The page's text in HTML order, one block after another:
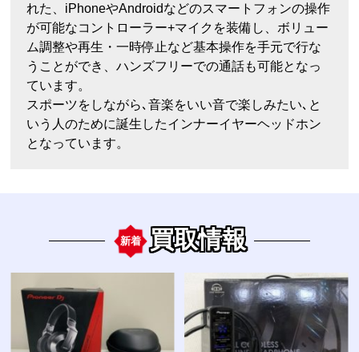
れた、iPhoneやAndroidなどのスマートフォンの操作
が可能なコントローラー+マイクを装備し、ボリュー
ム調整や再生・一時停止など基本操作を手元で行な
うことができ、ハンズフリーでの通話も可能となっ
ています。
スポーツをしながら､音楽をいい音で楽しみたい､と
いう人のために誕生したインナーイヤーヘッドホン
となっています。
新着 買取情報